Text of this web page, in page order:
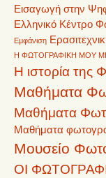
Εισαγωγή στην
Ελληνικό Κέντρο
Εμφάνιση
Η ΦΩΤΟΓΡΑΦΙΚΗ ΜΟΥ
Η ιστορία της
Μαθήματα
Μαθήματα
Μαθήματα
Μουσείο
ΟΙ